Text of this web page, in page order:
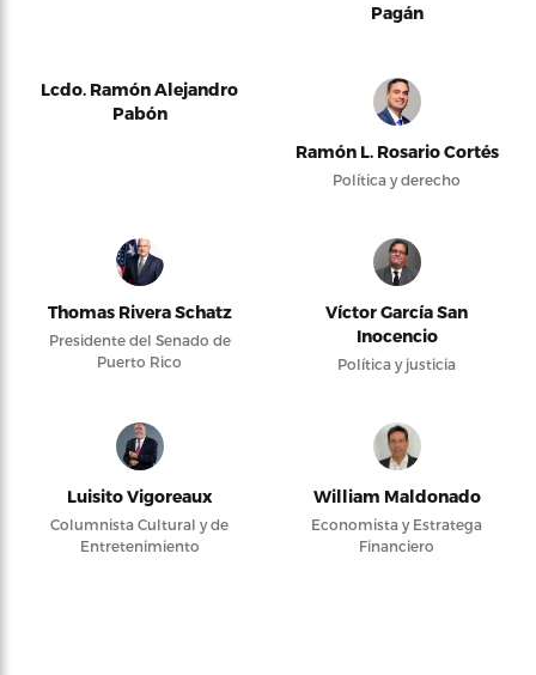
Pagán
Lcdo. Ramón Alejandro
Pabón
Ramón L. Rosario Cortés
Política y derecho
Thomas Rivera Schatz
Presidente del Senado de
Puerto Rico
Víctor García San
Inocencio
Política y justicia
Luisito Vigoreaux
Columnista Cultural y de
Entretenimiento
William Maldonado
Economista y Estratega
Financiero